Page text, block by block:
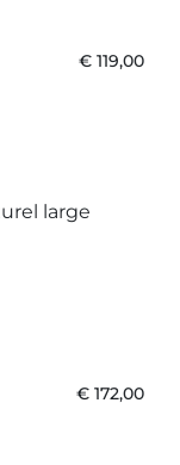
€ 119,00
€ 172,00